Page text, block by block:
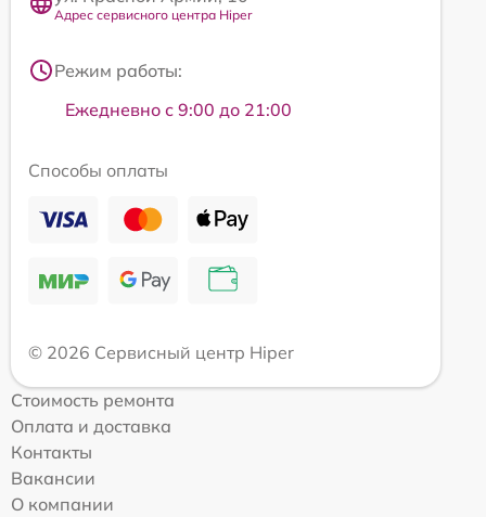
Адрес сервисного центра Hiper
Режим работы:
Ежедневно с 9:00 до 21:00
Способы оплаты
© 2026 Сервисный центр Hiper
Стоимость ремонта
Оплата и доставка
Контакты
Вакансии
О компании